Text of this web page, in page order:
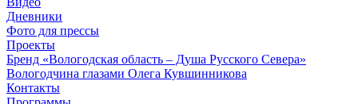
Дневники
Фото для прессы
Проекты
Бренд «Вологодская область – Душа Русского Севера»
Вологодчина глазами Олега Кувшинникова
Контакты